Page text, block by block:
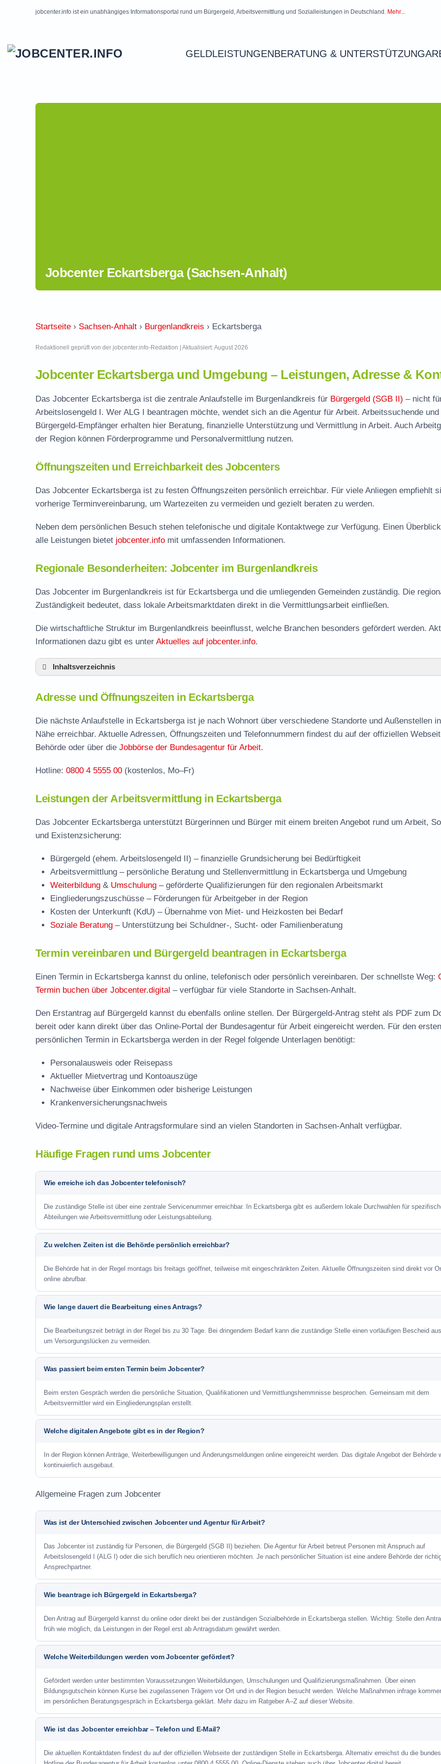
jobcenter.info ist ein unabhängiges Informationsportal rund um Bürgergeld, Arbeitsvermittlung und Sozialleistungen in Deutschland. Mehr...
GELDLEISTUNGENBERATUNG & UNTERSTÜTZUNG
Jobcenter Eckartsberga (Sachsen-Anhalt)
Startseite › Sachsen-Anhalt › Burgenlandkreis › Eckartsberga
Redaktionell geprüft von der jobcenter.info-Redaktion | Aktualisiert: August 2026
Jobcenter Eckartsberga und Umgebung – Leistungen, Adresse &
Das Jobcenter Eckartsberga ist die zentrale Anlaufstelle im Burgenlandkreis für Bürgergeld (SGB II) – nicht
Arbeitslosengeld I. Wer ALG I beantragen möchte, wendet sich an die Agentur für Arbeit. Arbeitssuchende und
Bürgergeld-Empfänger erhalten hier Beratung, finanzielle Unterstützung und Vermittlung in Arbeit. Auch
der Region können Förderprogramme und Personalvermittlung nutzen.
Öffnungszeiten und Erreichbarkeit des Jobcenters
Das Jobcenter Eckartsberga ist zu festen Öffnungszeiten persönlich erreichbar. Für viele Anliegen empfiehlt
vorherige Terminvereinbarung, um Wartezeiten zu vermeiden und gezielt beraten zu werden.
Neben dem persönlichen Besuch stehen telefonische und digitale Kontaktwege zur Verfügung. Einen
alle Leistungen bietet jobcenter.info mit umfassenden Informationen.
Regionale Besonderheiten: Jobcenter im Burgenlandkreis
Das Jobcenter im Burgenlandkreis ist für Eckartsberga und die umliegenden Gemeinden zuständig. Die
Zuständigkeit bedeutet, dass lokale Arbeitsmarktdaten direkt in die Vermittlungsarbeit einfließen.
Die wirtschaftliche Struktur im Burgenlandkreis beeinflusst, welche Branchen besonders gefördert werden.
Informationen dazu gibt es unter Aktuelles auf jobcenter.info.
Inhaltsverzeichnis
Leistungen der Arbeitsvermittlung in Eckartsberga
Termin vereinbaren und Bürgergeld beantragen
Jobcenter Burgenlandkreis – zuständige Stelle
Stellenangebote und Jobbörse in Eckartsberga
Häufige Fragen rund ums Jobcenter
Adresse und Öffnungszeiten in Eckartsberga
Die nächste Anlaufstelle in Eckartsberga ist je nach Wohnort über verschiedene Standorte und Außenstellen
Nähe erreichbar. Aktuelle Adressen, Öffnungszeiten und Telefonnummern findest du auf der offiziellen
Behörde oder über die Jobbörse der Bundesagentur für Arbeit.
Hotline: 0800 4 5555 00 (kostenlos, Mo–Fr)
Leistungen der Arbeitsvermittlung in Eckartsberga
Das Jobcenter Eckartsberga unterstützt Bürgerinnen und Bürger mit einem breiten Angebot rund um Arbeit,
und Existenzsicherung:
Bürgergeld (ehem. Arbeitslosengeld II) – finanzielle Grundsicherung bei Bedürftigkeit
Arbeitsvermittlung – persönliche Beratung und Stellenvermittlung in Eckartsberga und Umgebung
Weiterbildung & Umschulung – geförderte Qualifizierungen für den regionalen Arbeitsmarkt
Eingliederungszuschüsse – Förderungen für Arbeitgeber in der Region
Kosten der Unterkunft (KdU) – Übernahme von Miet- und Heizkosten bei Bedarf
Soziale Beratung – Unterstützung bei Schuldner-, Sucht- oder Familienberatung
Termin vereinbaren und Bürgergeld beantragen in Eckartsberga
Einen Termin in Eckartsberga kannst du online, telefonisch oder persönlich vereinbaren. Der schnellste Weg:
Termin buchen über Jobcenter.digital – verfügbar für viele Standorte in Sachsen-Anhalt.
Den Erstantrag auf Bürgergeld kannst du ebenfalls online stellen. Der Bürgergeld-Antrag steht als PDF zum
bereit oder kann direkt über das Online-Portal der Bundesagentur für Arbeit eingereicht werden. Für den ersten
persönlichen Termin in Eckartsberga werden in der Regel folgende Unterlagen benötigt:
Personalausweis oder Reisepass
Aktueller Mietvertrag und Kontoauszüge
Nachweise über Einkommen oder bisherige Leistungen
Krankenversicherungsnachweis
Video-Termine und digitale Antragsformulare sind an vielen Standorten in Sachsen-Anhalt verfügbar.
Häufige Fragen rund ums Jobcenter
Wie erreiche ich das Jobcenter telefonisch?
Die zuständige Stelle ist über eine zentrale Servicenummer erreichbar. In Eckartsberga gibt es außerdem lokale Durchwahlen für
Abteilungen wie Arbeitsvermittlung oder Leistungsabteilung.
Zu welchen Zeiten ist die Behörde persönlich erreichbar?
Die Behörde hat in der Regel montags bis freitags geöffnet, teilweise mit eingeschränkten Zeiten. Aktuelle Öffnungszeiten sind direkt vor
online abrufbar.
Wie lange dauert die Bearbeitung eines Antrags?
Die Bearbeitungszeit beträgt in der Regel bis zu 30 Tage. Bei dringendem Bedarf kann die zuständige Stelle einen vorläufigen Bescheid
um Versorgungslücken zu vermeiden.
Was passiert beim ersten Termin beim Jobcenter?
Beim ersten Gespräch werden die persönliche Situation, Qualifikationen und Vermittlungshemmnisse besprochen. Gemeinsam mit dem
Arbeitsvermittler wird ein Eingliederungsplan erstellt.
Welche digitalen Angebote gibt es in der Region?
In der Region können Anträge, Weiterbewilligungen und Änderungsmeldungen online eingereicht werden. Das digitale Angebot der Behörde
kontinuierlich ausgebaut.
Allgemeine Fragen zum Jobcenter
Was ist der Unterschied zwischen Jobcenter und Agentur für Arbeit?
Das Jobcenter ist zuständig für Personen, die Bürgergeld (SGB II) beziehen. Die Agentur für Arbeit betreut Personen mit Anspruch auf
Arbeitslosengeld I (ALG I) oder die sich beruflich neu orientieren möchten. Je nach persönlicher Situation ist eine andere Behörde der
Ansprechpartner.
Wie beantrage ich Bürgergeld in Eckartsberga?
Den Antrag auf Bürgergeld kannst du online oder direkt bei der zuständigen Sozialbehörde in Eckartsberga stellen. Wichtig: Stelle den
früh wie möglich, da Leistungen in der Regel erst ab Antragsdatum gewährt werden.
Welche Weiterbildungen werden vom Jobcenter gefördert?
Gefördert werden unter bestimmten Voraussetzungen Weiterbildungen, Umschulungen und Qualifizierungsmaßnahmen. Über einen
Bildungsgutschein können Kurse bei zugelassenen Trägern vor Ort und in der Region besucht werden. Welche Maßnahmen infrage
im persönlichen Beratungsgespräch in Eckartsberga geklärt. Mehr dazu im Ratgeber A–Z auf dieser Website.
Wie ist das Jobcenter erreichbar – Telefon und E-Mail?
Die aktuellen Kontaktdaten findest du auf der offiziellen Webseite der zuständigen Stelle in Eckartsberga. Alternativ erreichst du die